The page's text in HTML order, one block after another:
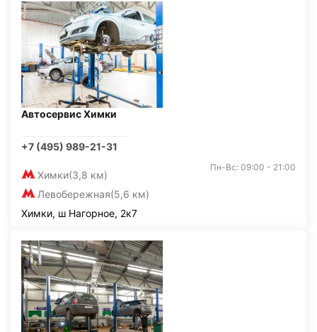
Автосервис Химки
+7 (495) 989-21-31
Химки(3,8 км)
Левобережная(5,6 км)
Пн-Вс: 09:00 - 21:00
Химки, ш Нагорное, 2к7